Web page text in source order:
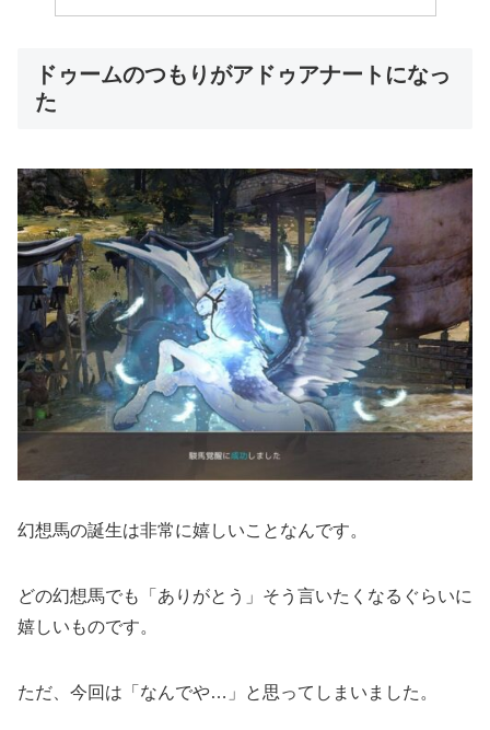
ドゥームのつもりがアドゥアナートになっ
た
幻想馬の誕生は非常に嬉しいことなんです。
どの幻想馬でも「ありがとう」そう言いたくなるぐらいに
嬉しいものです。
ただ、今回は「なんでや…」と思ってしまいました。